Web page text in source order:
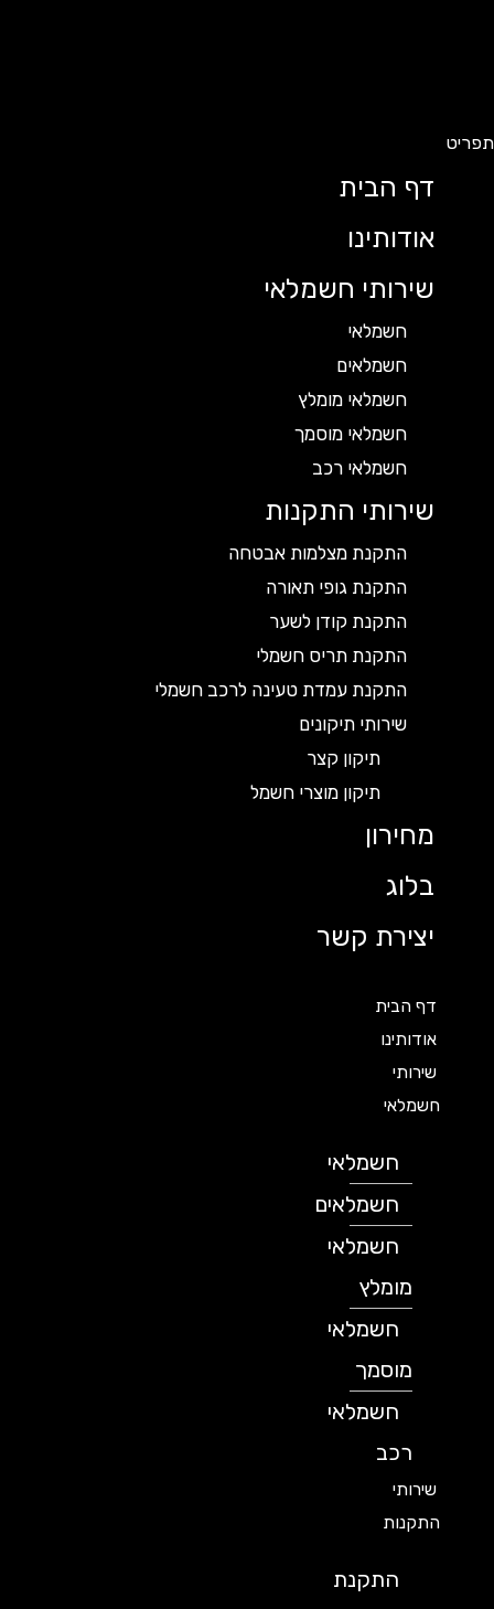
דף הבית
אודותינו
שירותי חשמלאי
חשמלאי
חשמלאים
חשמלאי מומלץ
חשמלאי מוסמך
חשמלאי רכב
שירותי התקנות
התקנת מצלמות אבטחה
התקנת גופי תאורה
התקנת קודן לשער
התקנת תריס חשמלי
התקנת עמדת טעינה לרכב חשמלי
שירותי תיקונים
תיקון קצר
תיקון מוצרי חשמל
מחירון
בלוג
יצירת קשר
דף הבית
אודותינו
שירותי
חשמלאי
חשמלאי
חשמלאים
חשמלאי
מומלץ
חשמלאי
מוסמך
חשמלאי
שירותי
התקנות
התקנת